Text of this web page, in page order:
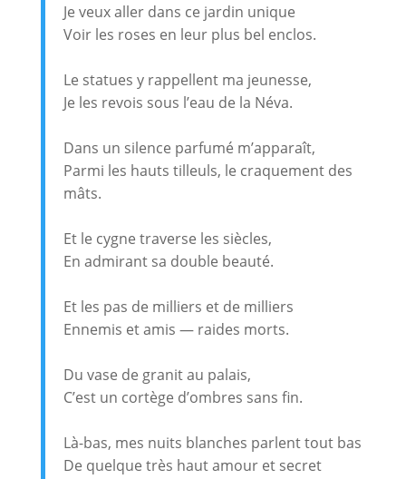
Je veux aller dans ce jardin unique
Voir les roses en leur plus bel enclos.
Le statues y rappellent ma jeunesse,
Je les revois sous l’eau de la Néva.
Dans un silence parfumé m’apparaît,
Parmi les hauts tilleuls, le craquement des
mâts.
Et le cygne traverse les siècles,
En admirant sa double beauté.
Et les pas de milliers et de milliers
Ennemis et amis — raides morts.
Du vase de granit au palais,
C’est un cortège d’ombres sans fin.
Là-bas, mes nuits blanches parlent tout bas
De quelque très haut amour et secret